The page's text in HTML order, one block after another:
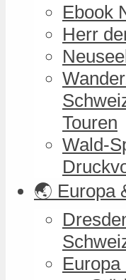
Ebook
Herr
Touren
Wald-
🌏 Europa
Europa